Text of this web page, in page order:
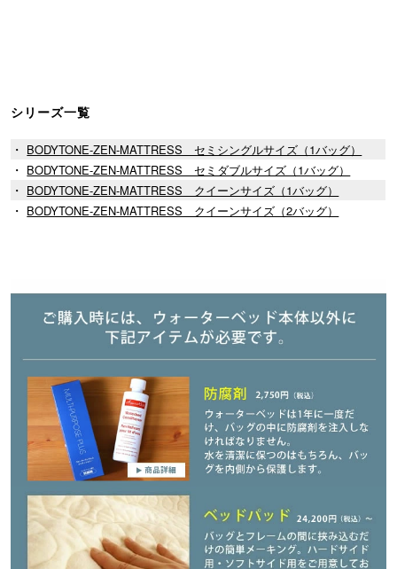
シリーズ一覧
・ BODYTONE-ZEN-MATTRESS セミシングルサイズ（1バッグ）
・ BODYTONE-ZEN-MATTRESS セミダブルサイズ（1バッグ）
・ BODYTONE-ZEN-MATTRESS クイーンサイズ（1バッグ）
・ BODYTONE-ZEN-MATTRESS クイーンサイズ（2バッグ）